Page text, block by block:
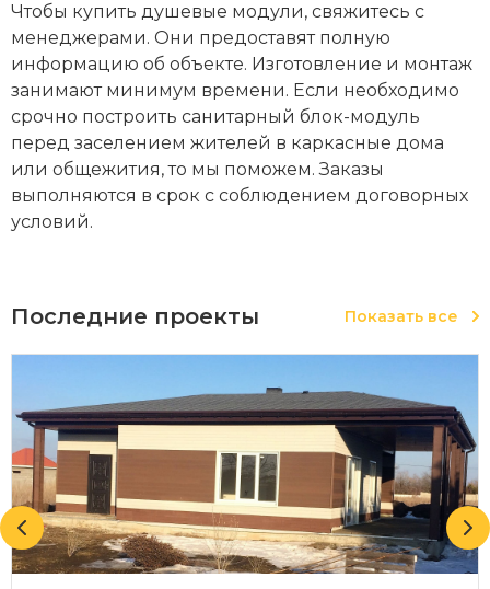
Чтобы купить душевые модули, свяжитесь с
менеджерами. Они предоставят полную
информацию об объекте. Изготовление и монтаж
занимают минимум времени. Если необходимо
срочно построить санитарный блок-модуль
перед заселением жителей в каркасные дома
или общежития, то мы поможем. Заказы
выполняются в срок с соблюдением договорных
условий.
Последние проекты Показать все